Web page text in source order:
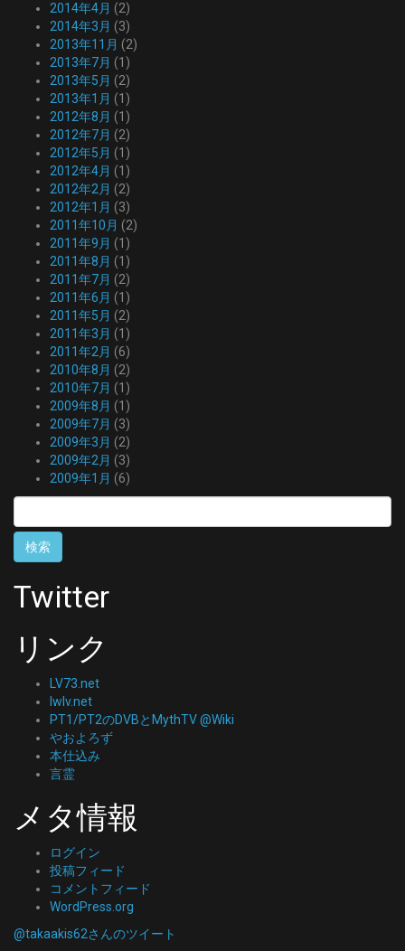
2014年4月 (2)
2014年3月 (3)
2013年11月 (2)
2013年7月 (1)
2013年5月 (2)
2013年1月 (1)
2012年8月 (1)
2012年7月 (2)
2012年5月 (1)
2012年4月 (1)
2012年2月 (2)
2012年1月 (3)
2011年10月 (2)
2011年9月 (1)
2011年8月 (1)
2011年7月 (2)
2011年6月 (1)
2011年5月 (2)
2011年3月 (1)
2011年2月 (6)
2010年8月 (2)
2010年7月 (1)
2009年8月 (1)
2009年7月 (3)
2009年3月 (2)
2009年2月 (3)
2009年1月 (6)
索:
Twitter
リンク
LV73.net
lwlv.net
PT1/PT2のDVBとMythTV @Wiki
やおよろず
本仕込み
言霊
メタ情報
ログイン
投稿フィード
コメントフィード
WordPress.org
@takaakis62さんのツイート